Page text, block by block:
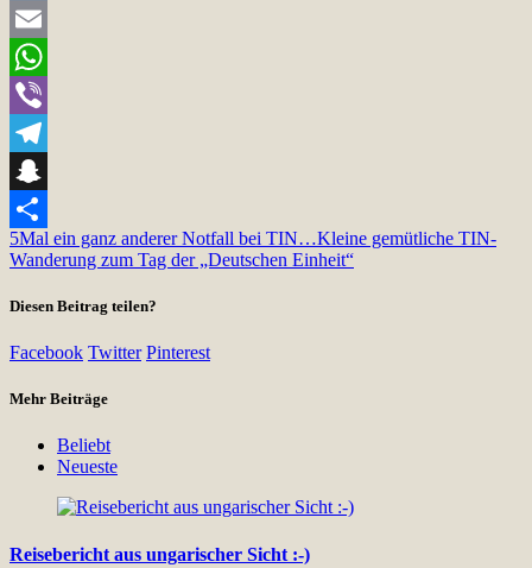
Twitter
Email
WhatsApp
Viber
Telegram
Snapchat
Teilen
5Mal ein ganz anderer Notfall bei TIN…Kleine gemütliche TIN-
Wanderung zum Tag der „Deutschen Einheit“
Diesen Beitrag teilen?
Facebook Twitter Pinterest
Mehr Beiträge
Beliebt
Neueste
Reisebericht aus ungarischer Sicht :-)